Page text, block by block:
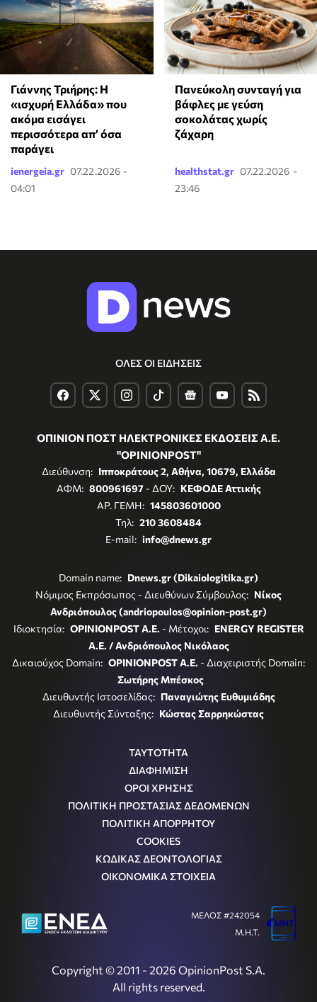
Γιάννης Τριήρης: Η
«ισχυρή Ελλάδα» που
ακόμα εισάγει
περισσότερα απ’ όσα
παράγει
ienergeia.gr 07.22.2026 -
04:01
Πανεύκολη συνταγή για
βάφλες με γεύση
σοκολάτας χωρίς
ζάχαρη
healthstat.gr 07.22.2026 -
23:46
ΟΛΕΣ ΟΙ ΕΙΔΗΣΕΙΣ
ΟΠΙΝΙΟΝ ΠΟΣΤ ΗΛΕΚΤΡΟΝΙΚΕΣ ΕΚΔΟΣΕΙΣ Α.Ε.
"OPINIONPOST"
Διεύθυνση: Ιπποκράτους 2, Αθήνα, 10679, Ελλάδα
ΑΦΜ: 800961697- ΔΟΥ: ΚΕΦΟΔΕ Αττικής
ΑΡ. ΓΕΜΗ: 145803601000
Τηλ: 210 3608484
E-mail: info@dnews.gr
Domain name: Dnews.gr (Dikaiologitika.gr)
Νόμιμος Εκπρόσωπος - Διευθύνων Σύμβουλος: Νίκος
Ανδριόπουλος (andriopoulos@opinion-post.gr)
Ιδιοκτησία: OPINIONPOST A.E. - Μέτοχοι: ENERGY REGISTER
Α.Ε. / Ανδριόπουλος Νικόλαος
Δικαιούχος Domain: OPINIONPOST A.E. - Διαχειριστής Domain:
Σωτήρης Μπέσκος
Διευθυντής Ιστοσελίδας: Παναγιώτης Ευθυμιάδης
Διευθυντής Σύνταξης: Κώστας Σαρρηκώστας
ΤΑΥΤΟΤΗΤΑ
ΔΙΑΦΗΜΙΣΗ
ΟΡΟΙ ΧΡΗΣΗΣ
ΠΟΛΙΤΙΚΗ ΠΡΟΣΤΑΣΙΑΣ ΔΕΔΟΜΕΝΩΝ
ΠΟΛΙΤΙΚΗ ΑΠΟΡΡΗΤΟΥ
COOKIES
ΚΩΔΙΚΑΣ ΔΕΟΝΤΟΛΟΓΙΑΣ
ΟΙΚΟΝΟΜΙΚΑ ΣΤΟΙΧΕΙΑ
Copyright © 2011 - 2026 OpinionPost S.A.
All rights reserved.
ΜΕΛΟΣ #242054
Μ.Η.Τ.